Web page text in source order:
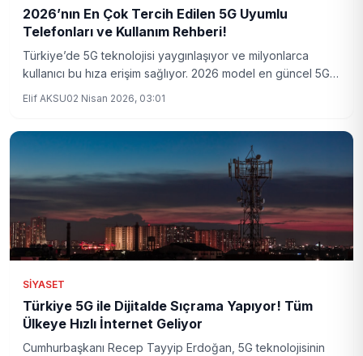
2026’nın En Çok Tercih Edilen 5G Uyumlu
Telefonları ve Kullanım Rehberi!
Türkiye’de 5G teknolojisi yaygınlaşıyor ve milyonlarca
kullanıcı bu hıza erişim sağlıyor. 2026 model en güncel 5G
Elif AKSU02 Nisan 2026, 03:01
SIYASET
Türkiye 5G ile Dijitalde Sıçrama Yapıyor! Tüm
Ülkeye Hızlı İnternet Geliyor
Cumhurbaşkanı Recep Tayyip Erdoğan, 5G teknolojisinin